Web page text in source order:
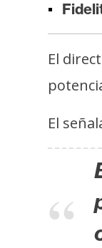
N
a
s
e
P
n
s
El
El